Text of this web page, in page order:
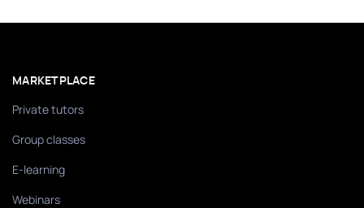
MARKETPLACE
Private tutors
Group classes
E-learning
Webinars